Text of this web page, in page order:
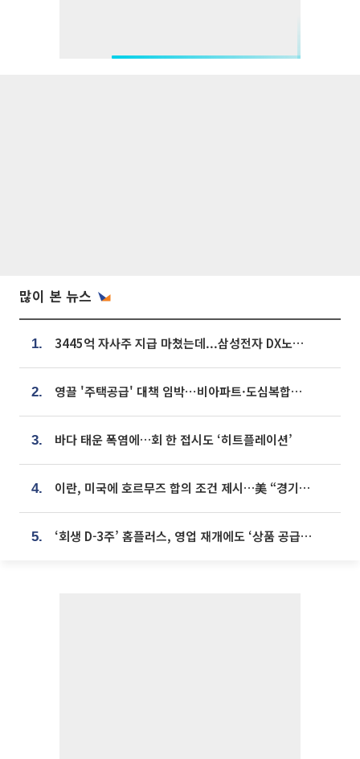
많이 본 뉴스
1. 3445억 자사주 지급 마쳤는데...삼성전자 DX노조, 뒤늦은 '떼쓰기 집회'
2. 영끌 '주택공급' 대책 임박⋯비아파트·도심복합까지 총동원
3. 바다 태운 폭염에…회 한 접시도 ‘히트플레이션’
4. 이란, 미국에 호르무즈 합의 조건 제시…美 “경기 아직 안 끝나” [종합]
5. ‘회생 D-3주’ 홈플러스, 영업 재개에도 ‘상품 공급망’ 복구가 생존 관건